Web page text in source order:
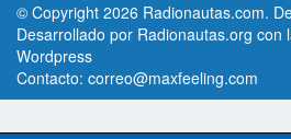
© Copyright 2026 Radionautas.com.
Desarrollado por Radionautas.org con
Wordpress
Contacto: correo@maxfeeling.com